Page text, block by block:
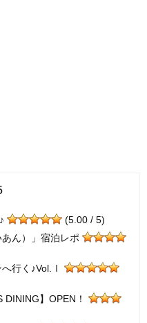
(5.00 / 5)
ん）」宿泊レポ
行く♪Vol.Ⅰ
DINING】OPEN！